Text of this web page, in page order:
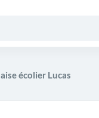
écolier Lucas